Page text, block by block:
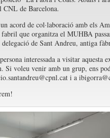
CNL de Barcelona.
acord de col·laboració amb els
que organitza el MUHBA
de Sant Andreu, antiga
interessada a visitar
Si voleu venir amb un grup, ens
i a